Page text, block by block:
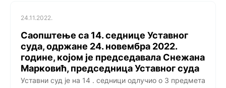
24.11.2022.
Саопштење са 14. седнице Уставног
суда, одржане 24. новембра 2022.
године, којом је председавала Снежана
Марковић, председница Уставног суда
Уставни суд је на 14 . седници одлучио о 3 предмета